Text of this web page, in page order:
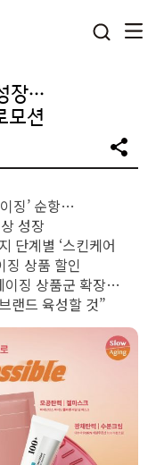
장…
모션
징’ 순항…
성장
단계별 ‘스킨케어
상품 할인
이징 상품군 확장…
랜드 육성할 것”